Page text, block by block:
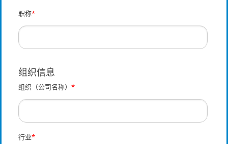
职称*
组织信息
组织（公司名称） *
行业*